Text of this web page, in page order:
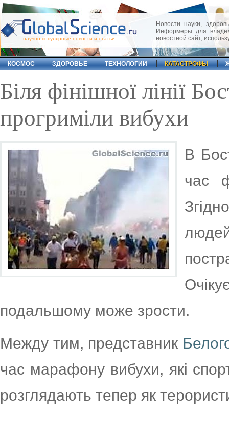
научно-популярные новости и статьи
Новости науки,
Информеры для
новостной сайт,
КОСМОС ЗДОРОВЬЕ ТЕХНОЛОГИИ КАТАСТРОФЫ
Біля фінішної лінії
прогриміли вибухи
В
час
подальшому може зрости.
Между тим, представник
час марафону вибухи, які
розглядають тепер як